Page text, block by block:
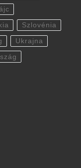
Szlovénia
Ukrajna